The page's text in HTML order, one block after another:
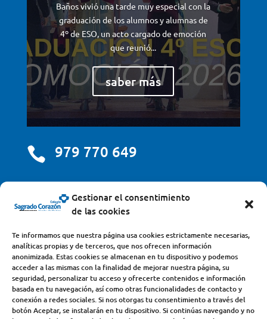
Gestionar el consentimiento
de las cookies
Te informamos que nuestra página usa cookies estrictamente necesarias,
analíticas propias y de terceros, que nos ofrecen información
anonimizada. Estas cookies se almacenan en tu dispositivo y podemos
acceder a las mismas con la finalidad de mejorar nuestra página, su
seguridad, personalizar tu acceso y ofrecerte contenidos e información
basada en tu navegación, así como otras funcionalidades de contacto y
conexión a redes sociales. Si nos otorgas tu consentimiento a través del
botón Aceptar, se instalarán en tu dispositivo. Si continúas navegando y no
Baños vivió una tarde muy especial con la
graduación de los alumnos y alumnas de
4º de ESO, un acto cargado de emoción
que reunió...
saber más
 979 770 649
centro@scjdehon.com
Colegio y Seminario Sagrado Corazón
Avda. Castilla y León, s/n – 34200 – Venta de Baños
(Palencia) – Teléfono 979770649